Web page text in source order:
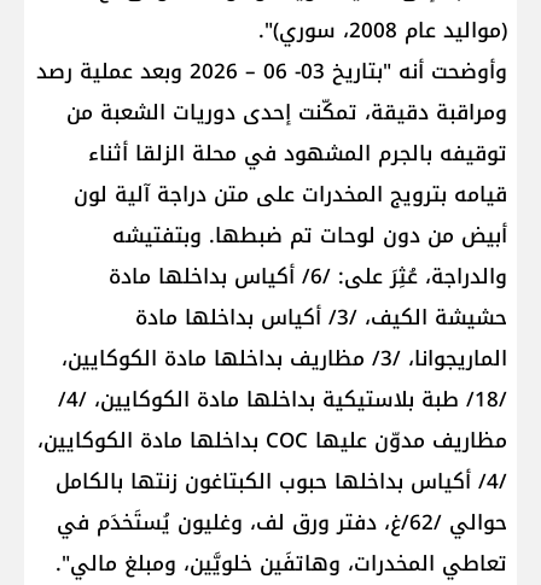
(مواليد عام 2008، سوري)".
وأوضحت أنه "بتاريخ 03- 06 – 2026 وبعد عملية رصد
ومراقبة دقيقة، تمكّنت إحدى دوريات الشعبة من
توقيفه بالجرم المشهود في محلة الزلقا أثناء
قيامه بترويج المخدرات على متن دراجة آلية لون
أبيض من دون لوحات تم ضبطها. وبتفتيشه
والدراجة، عُثِرَ على: /6/ أكياس بداخلها مادة
حشيشة الكيف، /3/ أكياس بداخلها مادة
الماريجوانا، /3/ مظاريف بداخلها مادة الكوكايين،
/18/ طبة بلاستيكية بداخلها مادة الكوكايين، /4/
مظاريف مدوّن عليها COC بداخلها مادة الكوكايين،
/4/ أكياس بداخلها حبوب الكبتاغون زنتها بالكامل
حوالي /62/غ، دفتر ورق لف، وغليون يُستَخدَم في
تعاطي المخدرات، وهاتفَين خلويَّين، ومبلغ مالي".